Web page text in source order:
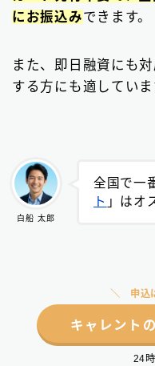
にお振込みできます。
また、即日融資にも
する方にも適していま
白船 太郎
全国で一
ト 」はオ
申込
キャレント
24